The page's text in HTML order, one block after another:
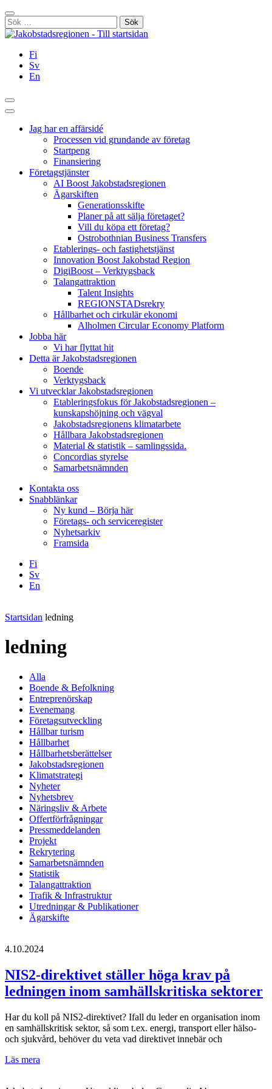
Hoppa
till
innehållet
Stäng
Sök
efter:
Fi
Sv
En
Sök
Huvudmeny
Jag har en affärsidé
Processen vid grundande av företag
Startpeng
Finansiering
Företagstjänster
AI Boost Jakobstadsregionen
Ägarskiften
Generationsskifte
Planer på att sälja företaget?
Vill du köpa ett företag?
Ostrobothnian Business Transfers
Etablerings- och fastighetstjänst
Innovation Boost Jakobstad Region
DigiBoost – Verktygsback
Talangattraktion
Talent Insights
REGIONSTADsrekry
Hållbarhet och cirkulär ekonomi
Alholmen Circular Economy Platform
Jobba här
Vi har flyttat hit
Detta är Jakobstadsregionen
Boende
Verktygsback
Vi utvecklar Jakobstadsregionen
Etableringsfokus för Jakobstadsregionen –
kunskapshöjning och vägval
Jakobstadsregionens klimatarbete
Hållbara Jakobstadsregionen
Material & statistik – samlingssida.
Concordias styrelse
Samarbetsnämnden
Kontakta oss
Snabblänkar
Ny kund – Börja här
Företags- och serviceregister
Nyhetsarkiv
Framsida
Fi
Sv
En
Startsidan ledning
ledning
Alla
Boende & Befolkning
Entreprenörskap
Evenemang
Företagsutveckling
Hållbar turism
Hållbarhet
Hållbarhetsberättelser
Jakobstadsregionen
Klimatstrategi
Nyheter
Nyhetsbrev
Näringsliv & Arbete
Offertförfrågningar
Pressmeddelanden
Projekt
Rekrytering
Samarbetsnämnden
Statistik
Talangattraktion
Trafik & Infrastruktur
Utredningar & Publikationer
Ägarskifte
4.10.2024
NIS2-direktivet ställer höga krav på
ledningen inom samhällskritiska sektorer
Har du koll på NIS2-direktivet? Ifall du leder en organisation inom
en samhällskritisk sektor, så som t.ex. energi, transport eller hälso-
och sjukvård, behöver du veta vad direktivet innebär och
Läs mera